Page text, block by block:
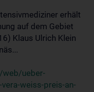
erhält
auf dem Gebiet
Klaus Ulrich Klein
web/ueber-
weiss-preis-an-